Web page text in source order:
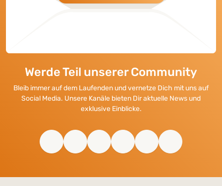
Werde Teil unserer Community
Bleib immer auf dem Laufenden und vernetze Dich mit uns auf
Social Media. Unsere Kanäle bieten Dir aktuelle News und
exklusive Einblicke.